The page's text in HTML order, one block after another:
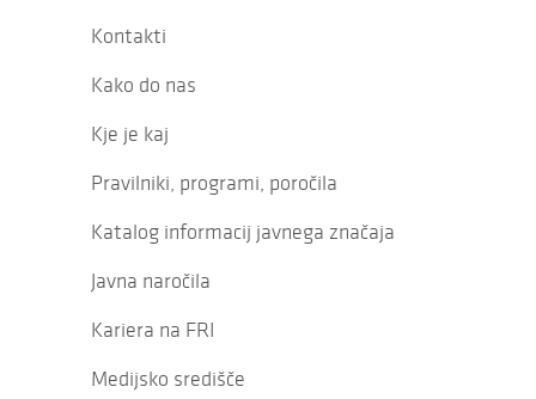
Kontakti
Kako do nas
Kje je kaj
Pravilniki, programi, poročila
Katalog informacij javnega značaja
Javna naročila
Kariera na FRI
Medijsko središče